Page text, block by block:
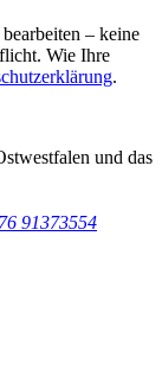
– keine
Wie Ihre
.
und das
91373554